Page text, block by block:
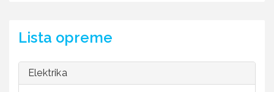
Lista opreme
Elektrika